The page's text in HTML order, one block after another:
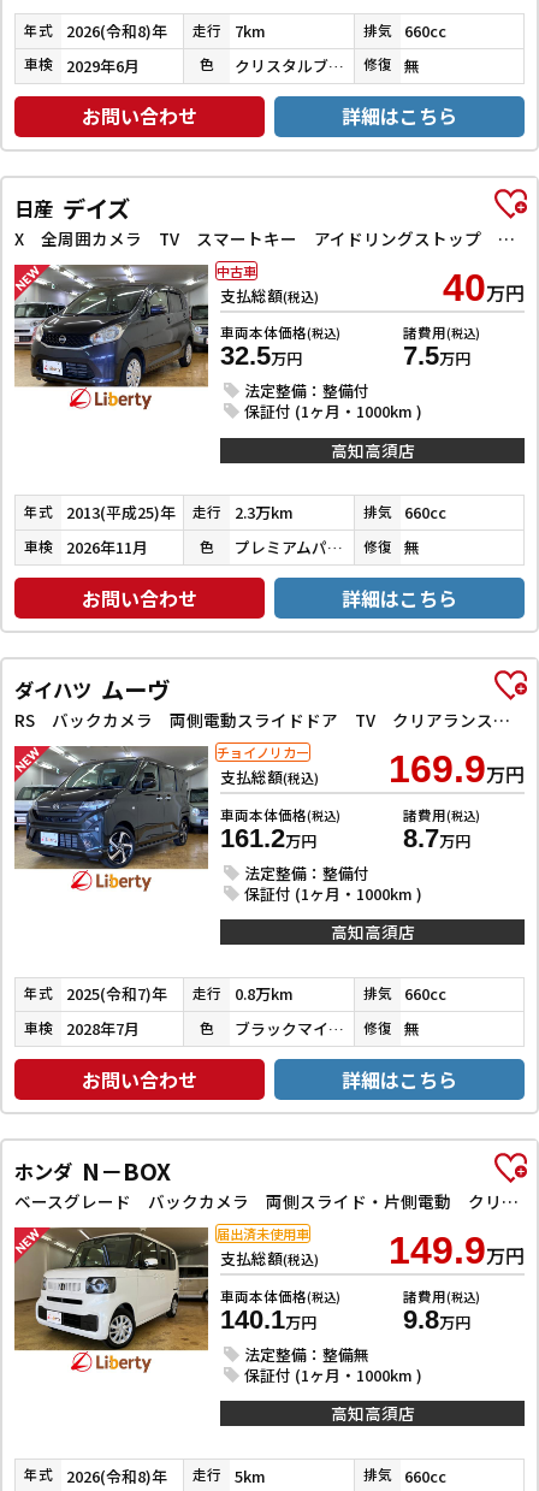
年式 2026(令和8)年 走行 7km 排気 660cc
車検 2029年6月 色 クリスタルブラックパール 修復 無
お問い合わせ 詳細はこちら
日産 デイズ
X 全周囲カメラ TV スマートキー アイドリングストップ 電動格納ミラー ベンチシート CVT 盗難防止システム ABS ミュージックプレイヤー接続可 衝突安全ボディ エアコン パワーステアリング
支払総額(税込) 40万円
車両本体価格(税込)
32.5万円
諸費用(税込)
7.5万円
法定整備：整備付
保証付 (1ヶ月・1000km )
中古車
高知高須店
年式 2013(平成25)年 走行 2.3万km 排気 660cc
車検 2026年11月 色 プレミアムパープルパール 修復 無
お問い合わせ 詳細はこちら
ダイハツ ムーヴ
RS バックカメラ 両側電動スライドドア TV クリアランスソナー オートクルーズコントロール 衝突被害軽減システム オートライト LEDヘッドランプ スマートキー アイドリングストップ 電動格納ミラー
支払総額(税込) 169.9万円
車両本体価格(税込)
161.2万円
諸費用(税込)
8.7万円
法定整備：整備付
保証付 (1ヶ月・1000km )
チョイノリカー
高知高須店
年式 2025(令和7)年 走行 0.8万km 排気 660cc
車検 2028年7月 色 ブラックマイカメタリック 修復 無
お問い合わせ 詳細はこちら
ホンダ N－BOX
ベースグレード バックカメラ 両側スライド・片側電動 クリアランスソナー オートクルーズコントロール レーンアシスト 衝突被害軽減システム オートライト LEDヘッドランプ スマートキー アイドリングストップ
支払総額(税込) 149.9万円
車両本体価格(税込)
140.1万円
諸費用(税込)
9.8万円
法定整備：整備無
保証付 (1ヶ月・1000km )
届出済未使用車
高知高須店
年式 2026(令和8)年 走行 5km 排気 660cc